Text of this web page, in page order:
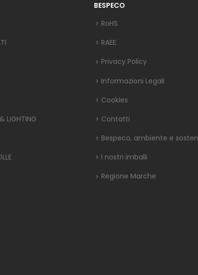
LIGHTING
BESPECO
RoHS
RAEE
Privacy Policy
Informazioni Legali
Cookies
Contatti
Bespeco, ambiente e
I nostri imballi
Regione Marche